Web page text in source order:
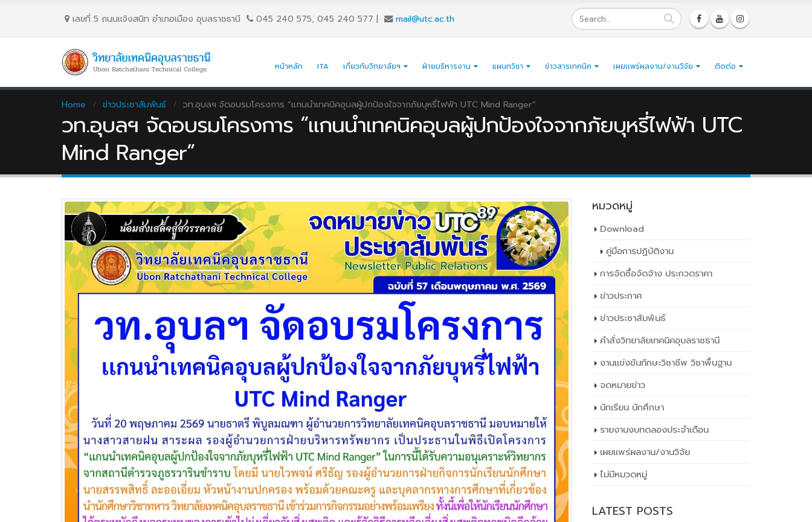
เลขที่ 5 ถนนเเจ้งสนิท อำเภอเมือง อุบลราชธานี 045 240 575, 045 240 577 | mail@utc.ac.th
หน้าหลัก ITA เกี่ยวกับวิทยาลัยฯ ฝ่ายบริหารงาน แผนกวิชา ข่าวสารเทคนิค เผยเเพร่ผลงาน/งานวิจัย ติดต่อ
Home ข่าวประชาสัมพันธ์ วท.อุบลฯ จัดอบรมโครงการ “เเกนนำเทคนิคอุบลผู้ปกป้องใจจากภัยบุหรี่ไฟฟ้า UTC Mind Ranger”
วท.อุบลฯ จัดอบรมโครงการ “เเกนนำเทคนิคอุบลผู้ปกป้องใจจากภัยบุหรี่ไฟฟ้า UTC
Mind Ranger”
หมวดหมู่
Download
คู่มือการปฏิบัติงาน
การจัดซื้อจัดจ้าง ประกวดราคา
ข่าวประกาศ
ข่าวประชาสัมพันธ์
คำสั่งวิทยาลัยเทคนิคอุบลราชธานี
งานแข่งขันทักษะวิชาชีพ วิชาพื้นฐาน
จดหมายข่าว
นักเรียน นักศึกษา
รายงานงบทดลองประจำเดือน
เผยเเพร่ผลงาน/งานวิจัย
ไม่มีหมวดหมู่
LATEST POSTS